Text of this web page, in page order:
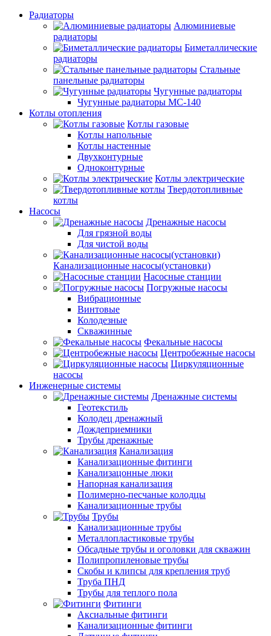
Радиаторы
Алюминиевые
радиаторы
Биметаллические
радиаторы
Стальные
панельные радиаторы
Чугунные радиаторы
Чугунные радиаторы МС-140
Котлы отопления
Котлы газовые
Котлы напольные
Котлы настенные
Двухконтурные
Одноконтурные
Котлы электрические
Твердотопливные
котлы
Насосы
Дренажные насосы
Для грязной воды
Для чистой воды
Канализационные насосы(установки)
Насосные станции
Погружные насосы
Вибрационные
Винтовые
Колодезные
Скважинные
Фекальные насосы
Центробежные насосы
Циркуляционные
насосы
Инженерные системы
Дренажные системы
Геотекстиль
Колодец дренажный
Дождеприемники
Трубы дренажные
Канализация
Канализационные фитинги
Канализацонные люки
Напорная канализация
Полимерно-песчаные колодцы
Канализационные трубы
Трубы
Канализационные трубы
Металлопластиковые трубы
Обсадные трубы и оголовки для скважин
Полипропиленовые трубы
Скобы и клипсы для крепления труб
Труба ПНД
Трубы для теплого пола
Фитинги
Аксиальные фитинги
Канализационные фитинги